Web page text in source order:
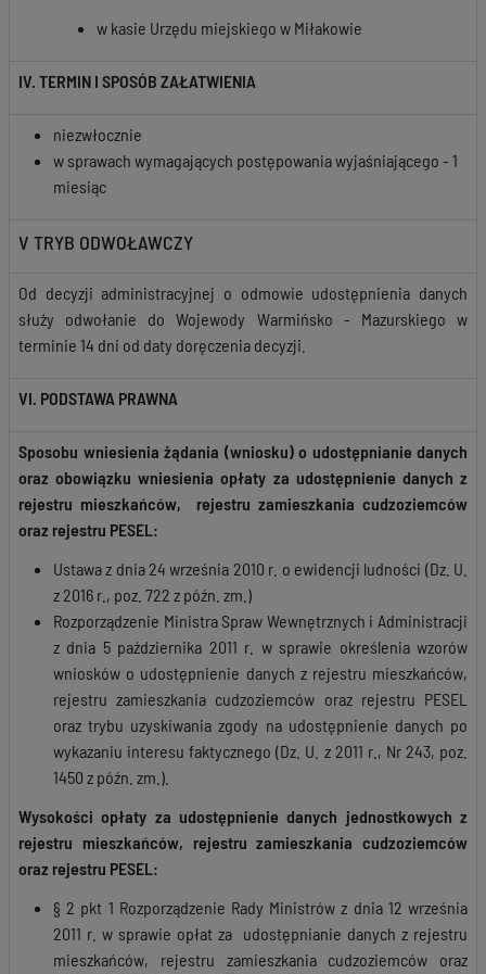
w kasie Urzędu miejskiego w Miłakowie
IV. TERMIN I SPOSÓB ZAŁATWIENIA
niezwłocznie
w sprawach wymagających postępowania wyjaśniającego - 1
miesiąc
V TRYB ODWOŁAWCZY
Od decyzji administracyjnej o odmowie udostępnienia danych
służy odwołanie do Wojewody Warmińsko - Mazurskiego w
terminie 14 dni od daty doręczenia decyzji.
VI. PODSTAWA PRAWNA
Sposobu wniesienia żądania (wniosku) o udostępnianie danych
oraz obowiązku wniesienia opłaty za udostępnienie danych z
rejestru mieszkańców, rejestru zamieszkania cudzoziemców
oraz rejestru PESEL:
Ustawa z dnia 24 września 2010 r. o ewidencji ludności (Dz. U.
z 2016 r., poz. 722 z późn. zm.)
Rozporządzenie Ministra Spraw Wewnętrznych i Administracji
z dnia 5 października 2011 r. w sprawie określenia wzorów
wniosków o udostępnienie danych z rejestru mieszkańców,
rejestru zamieszkania cudzoziemców oraz rejestru PESEL
oraz trybu uzyskiwania zgody na udostępnienie danych po
wykazaniu interesu faktycznego (Dz. U. z 2011 r., Nr 243, poz.
1450 z późn. zm.).
Wysokości opłaty za udostępnienie danych jednostkowych z
rejestru mieszkańców, rejestru zamieszkania cudzoziemców
oraz rejestru PESEL:
§ 2 pkt 1 Rozporządzenie Rady Ministrów z dnia 12 września
2011 r. w sprawie opłat za udostępnianie danych z rejestru
mieszkańców, rejestru zamieszkania cudzoziemców oraz